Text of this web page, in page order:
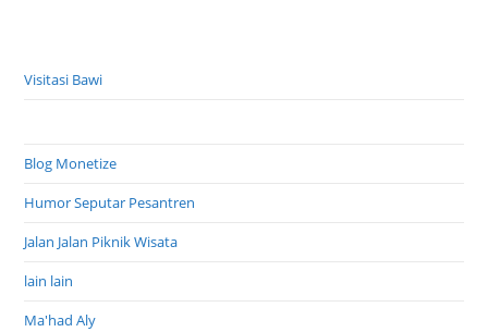
Visitasi Bawi
Blog Monetize
Humor Seputar Pesantren
Jalan Jalan Piknik Wisata
lain lain
Ma'had Aly